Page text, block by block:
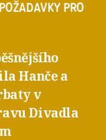
PRO
Hanče a
v
Divadla